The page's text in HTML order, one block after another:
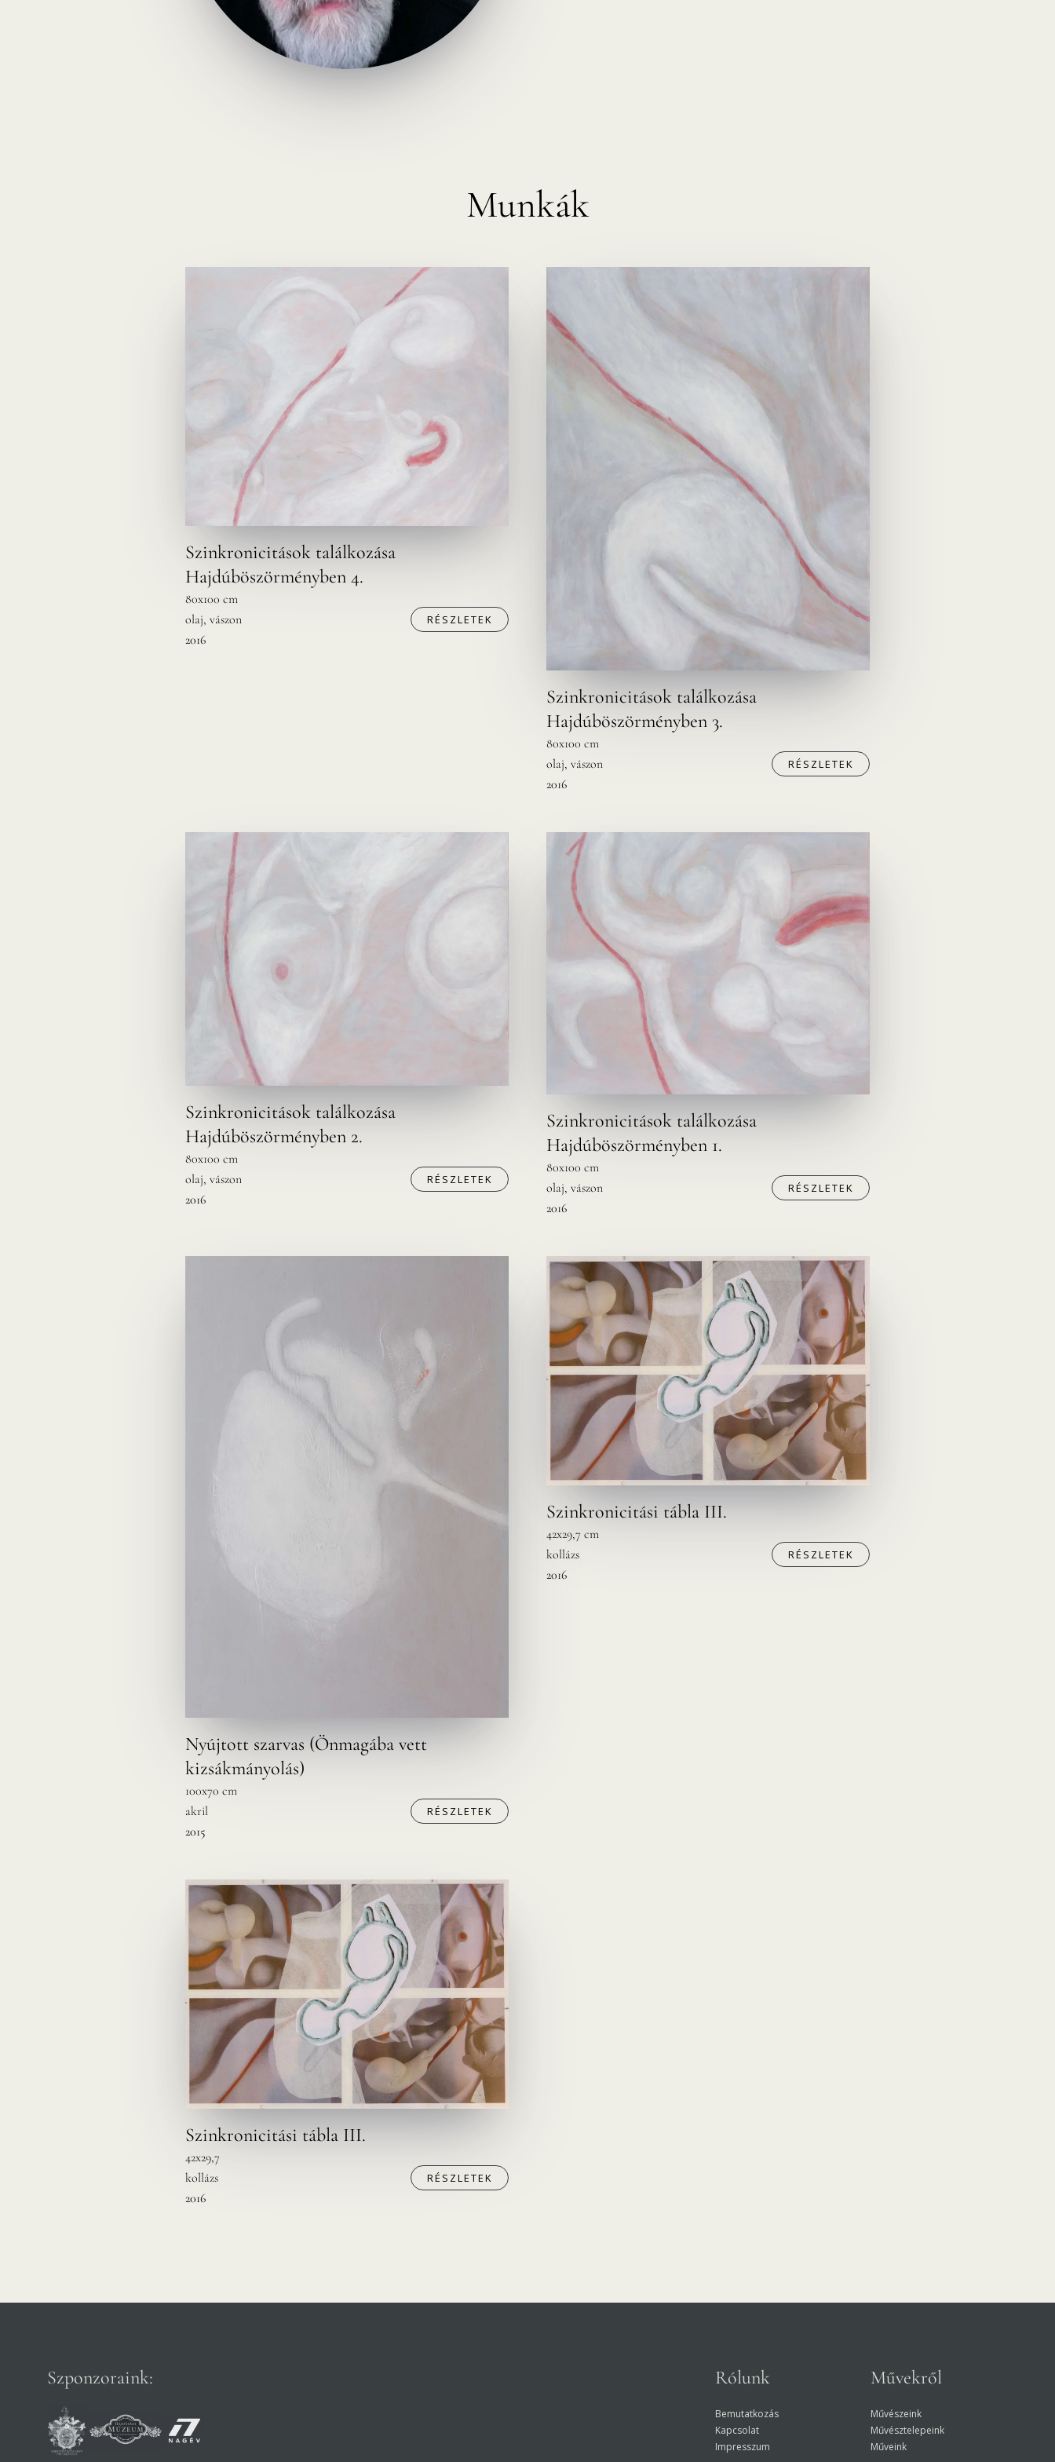
Munkák
Szinkronicitások találkozása
Hajdúböszörményben 4.
80x100 cm
olaj, vászon
2016
RÉSZLETEK
Szinkronicitások találkozása
Hajdúböszörményben 3.
80x100 cm
olaj, vászon
2016
RÉSZLETEK
Szinkronicitások találkozása
Hajdúböszörményben 2.
80x100 cm
olaj, vászon
2016
RÉSZLETEK
Szinkronicitások találkozása
Hajdúböszörményben 1.
80x100 cm
olaj, vászon
2016
RÉSZLETEK
Nyújtott szarvas (Önmagába vett
kizsákmányolás)
100x70 cm
akril
2015
RÉSZLETEK
Szinkronicitási tábla III.
42x29,7 cm
kollázs
2016
RÉSZLETEK
Szinkronicitási tábla III.
42x29,7
kollázs
2016
RÉSZLETEK
Szponzoraink: Rólunk
Bemutatkozás
Kapcsolat
Impresszum
Művekről
Művészeink
Művésztelepeink
Műveink